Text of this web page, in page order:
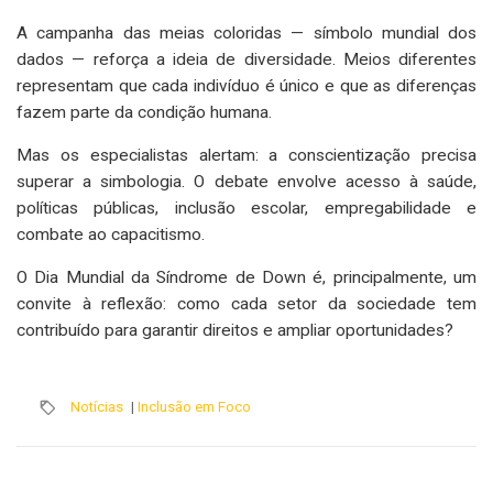
A campanha das meias coloridas — símbolo mundial dos
dados — reforça a ideia de diversidade. Meios diferentes
representam que cada indivíduo é único e que as diferenças
fazem parte da condição humana.
Mas os especialistas alertam: a conscientização precisa
superar a simbologia. O debate envolve acesso à saúde,
políticas públicas, inclusão escolar, empregabilidade e
combate ao capacitismo.
O Dia Mundial da Síndrome de Down é, principalmente, um
convite à reflexão: como cada setor da sociedade tem
contribuído para garantir direitos e ampliar oportunidades?
Notícias | Inclusão em Foco